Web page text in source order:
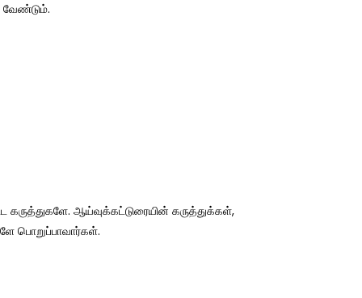
வேண்டும்.
கருத்துகளே. ஆய்வுக்கட்டுரையின் கருத்துக்கள்,
பொறுப்பாவார்கள்.